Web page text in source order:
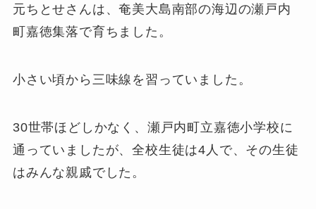
元ちとせさんは、奄美大島南部の海辺の瀬戸内
町嘉徳集落で育ちました。
小さい頃から三味線を習っていました。
30世帯ほどしかなく、瀬戸内町立嘉徳小学校に
通っていましたが、全校生徒は4人で、その生徒
はみんな親戚でした。